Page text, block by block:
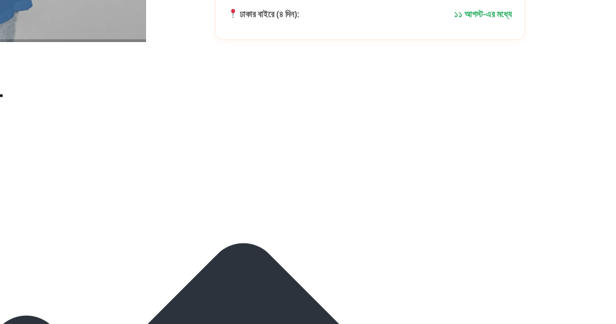
ঢাকার বাইরে (৪ দিন):
১১ আগস্ট-এর মধ্যে